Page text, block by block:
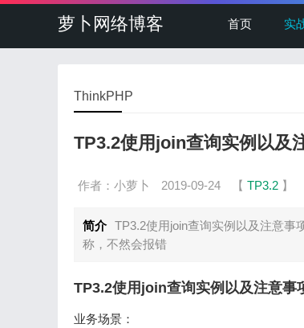
萝卜网络博客 首页 实
ThinkPHP
TP3.2使用join查询实例以及
作者：小萝卜 2019-09-24 【 TP3.2 】
简介 TP3.2使用join查询实例以及注意事
称，不然会报错
TP3.2使用join查询实例以及注意事
业务场景：